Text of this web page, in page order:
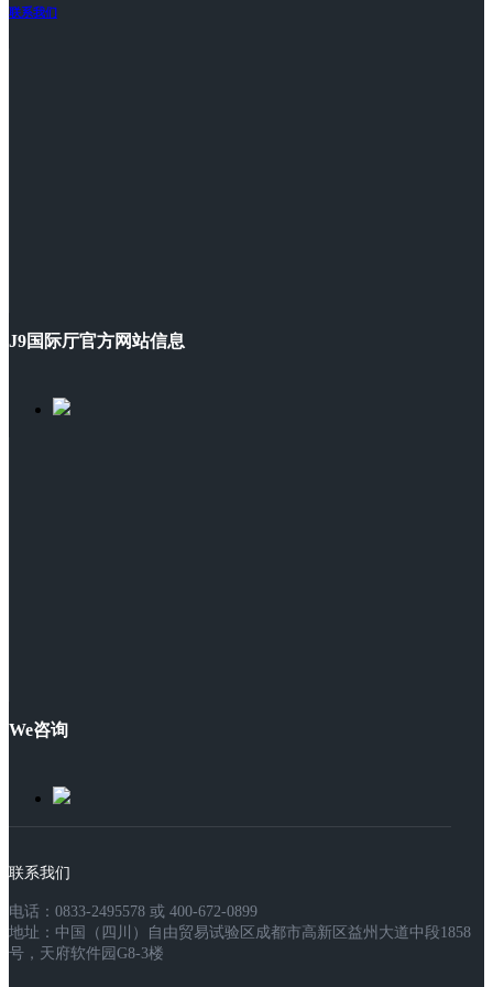
联系我们
J9国际厅官方网站信息
We咨询
联系我们
电话：0833-2495578 或 400-672-0899
地址：中国（四川）自由贸易试验区成都市高新区益州大道中段1858
号，天府软件园G8-3楼